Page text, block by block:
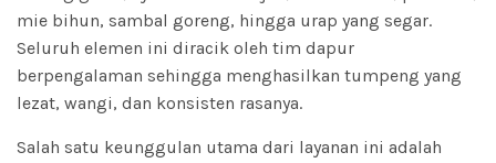
mie bihun, sambal goreng, hingga urap yang segar.
Seluruh elemen ini diracik oleh tim dapur
berpengalaman sehingga menghasilkan tumpeng yang
lezat, wangi, dan konsisten rasanya.
Salah satu keunggulan utama dari layanan ini adalah